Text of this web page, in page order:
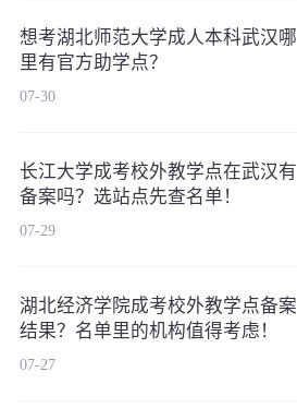
想考湖北师范大学成人本科武汉哪
里有官方助学点？
07-30
长江大学成考校外教学点在武汉有
备案吗？选站点先查名单！
07-29
湖北经济学院成考校外教学点备案
结果？名单里的机构值得考虑！
07-27